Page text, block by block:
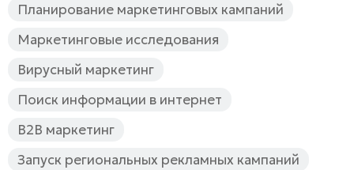
Планирование маркетинговых кампаний
Маркетинговые исследования
Вирусный маркетинг
Поиск информации в интернет
B2B маркетинг
Запуск региональных рекламных кампаний